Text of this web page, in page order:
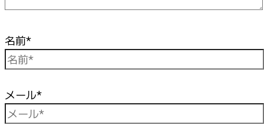
名前*
メール*